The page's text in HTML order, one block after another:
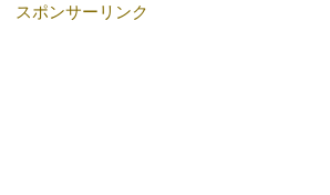
スポンサーリンク